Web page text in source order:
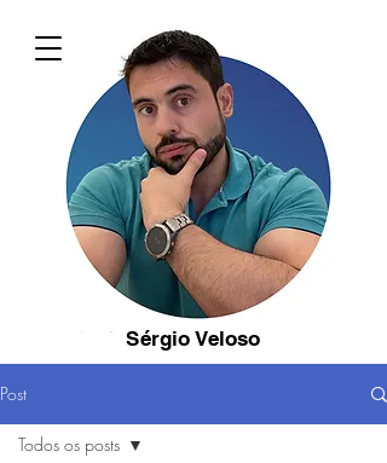
Sérgio Veloso
Post
Todos os posts